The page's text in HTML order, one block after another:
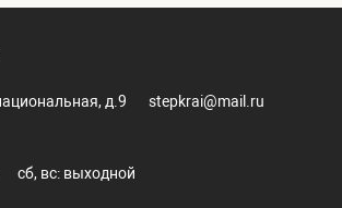
д.9 stepkrai@mail.ru
сб, вс: выходной